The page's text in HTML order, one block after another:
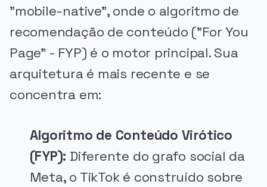
"mobile-native", onde o algoritmo de
recomendação de conteúdo ("For You
Page" - FYP) é o motor principal. Sua
arquitetura é mais recente e se
concentra em:
Algoritmo de Conteúdo Virótico
(FYP): Diferente do grafo social da
Meta, o TikTok é construído sobre